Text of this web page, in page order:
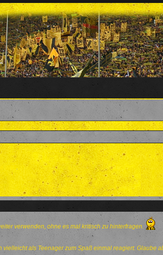
2017
verwenden, ohne es mal kritisch zu hinterfragen.
vielleicht als Teenager zum Spaß einmal reagiert. Glaube